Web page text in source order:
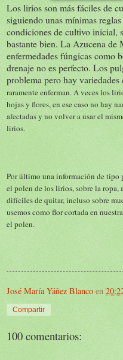
Los lirios son más fáciles de
siguiendo unas mínimas
condiciones de cultivo inicial,
bastante bien. La Azucena de
enfermedades fúngicas como
drenaje no es perfecto. Los
problema pero hay variedades
raramente enferman. A veces los
hojas y flores, en ese caso no hay
afectadas y no volver a usar el
lirios.
Por último una información de tipo
el polen de los lirios, sobre la ropa,
difíciles de quitar, incluso sobre
usemos como flor cortada en
el polen.
José María Yáñez Blanco en
Compartir
100 comentarios: